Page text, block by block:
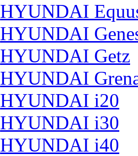
HYUNDAI
HYUNDAI
HYUNDAI Getz
HYUNDAI
HYUNDAI i20
HYUNDAI i30
HYUNDAI i40